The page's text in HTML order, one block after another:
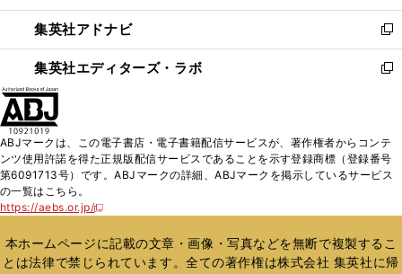
開
く
ウ
で
開
く
ン
ド
ウ
で
ウ
ィ
ン
ド
く
集英社アドナビ
新
し
い
ド
ウ
で
集英社エディターズ・ラボ
新
ィ
ン
ド
開
く
ABJマークは、この電子書店・電子書籍配信サービスが、著作権者からコンテ
ンツ使用許諾を得た正規版配信サービスであることを示す登録商標（登録番号
第6091713号）です。ABJマークの詳細、ABJマークを掲示しているサービス
の一覧はこちら。
https://aebs.or.jp/
新
い
ウ
ィ
本ホームページに記載の文章・画像・写真などを無断で複製するこ
とは法律で禁じられています。全ての著作権は株式会社 集英社に帰